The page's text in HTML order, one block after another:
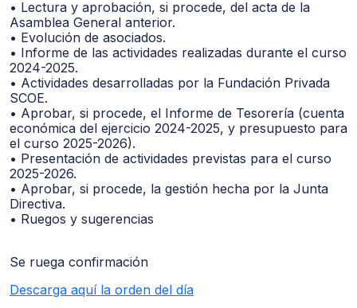
• Lectura y aprobación, si procede, del acta de la
Asamblea General anterior.
• Evolución de asociados.
• Informe de las actividades realizadas durante el curso
2024-2025.
• Actividades desarrolladas por la Fundación Privada
SCOE.
• Aprobar, si procede, el Informe de Tesorería (cuenta
económica del ejercicio 2024-2025, y presupuesto para
el curso 2025-2026).
• Presentación de actividades previstas para el curso
2025-2026.
• Aprobar, si procede, la gestión hecha por la Junta
Directiva.
• Ruegos y sugerencias
Se ruega confirmación
Descarga aquí la orden del día